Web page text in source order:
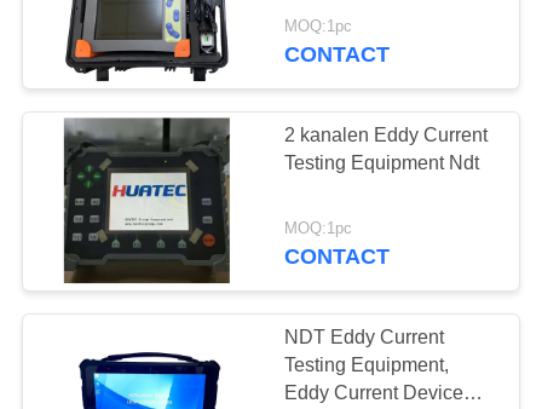
X-Ray pijpleiding
Crawlers
35
Equipment
MOQ:1pc
CONTACT
2 kanalen Eddy Current
Testing Equipment Ndt
MOQ:1pc
CONTACT
NDT Eddy Current
Testing Equipment,
Eddy Current Device